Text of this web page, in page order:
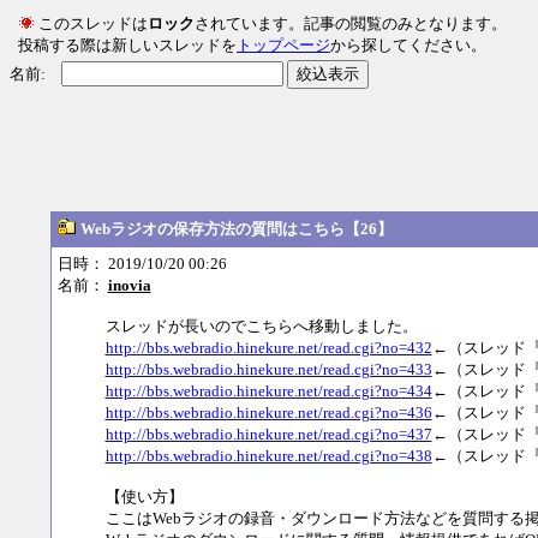
このスレッドは ロックされています。記事の閲覧のみとなります。
投稿する際は新しいスレッドを トップページから探してください。
名前: 絞込表示
Webラジオの保存方法の質問はこちら【26】
日時： 2019/10/20 00:26
名前： inovia
スレッドが長いのでこちらへ移動しました。
http://bbs.webradio.hinekure.net/read.cgi?no=432 ←（スレッド『
http://bbs.webradio.hinekure.net/read.cgi?no=433 ←（スレッド『
http://bbs.webradio.hinekure.net/read.cgi?no=434←（スレッド『
http://bbs.webradio.hinekure.net/read.cgi?no=436 ←（スレッド『
http://bbs.webradio.hinekure.net/read.cgi?no=437 ←（スレッド『
http://bbs.webradio.hinekure.net/read.cgi?no=438 ←（スレッド『
【使い方】
ここはWebラジオの録音・ダウンロード方法などを質問する掲